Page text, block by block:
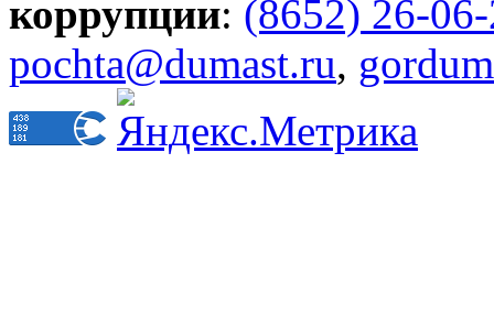
коррупции: (8652) 26-
pochta@dumast.ru,